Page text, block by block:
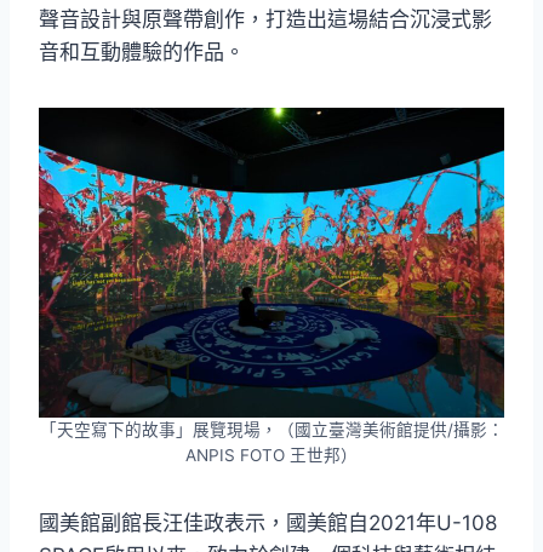
聲音設計與原聲帶創作，打造出這場結合沉浸式影
音和互動體驗的作品。
「天空寫下的故事」展覽現場，（國立臺灣美術館提供/攝影：
ANPIS FOTO 王世邦）
國美館副館長汪佳政表示，國美館自2021年U-108